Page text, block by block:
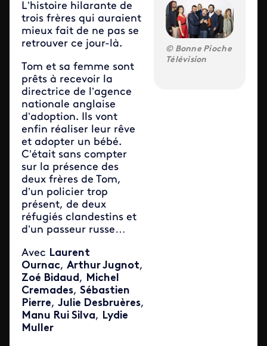
L’histoire hilarante de
trois frères qui auraient
mieux fait de ne pas se
retrouver ce jour-là.
Tom et sa femme sont
prêts à recevoir la
directrice de l’agence
nationale anglaise
d’adoption. Ils vont
enfin réaliser leur rêve
et adopter un bébé.
C’était sans compter
sur la présence des
deux frères de Tom,
d’un policier trop
présent, de deux
réfugiés clandestins et
d’un passeur russe…
Avec Laurent
Ournac, Arthur Jugnot,
Zoé Bidaud, Michel
Cremades, Sébastien
Pierre, Julie Desbruères,
Manu Rui Silva, Lydie
Muller
Bonne Pioche
Télévision